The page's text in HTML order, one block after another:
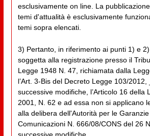
esclusivamente on line. La
temi d'attualità è esclusivamente
temi sopra elencati.
3) Pertanto, in riferimento ai punti 1) e
soggetta alla registrazione presso il
Legge 1948 N. 47, richiamata dalla
l’Art. 3-Bis del Decreto Legge 103/2012,
successive modifiche, l’Articolo 16 della
2001, N. 62 e ad essa non si applicano
alla delibera dell'Autorità per le
Comunicazioni N. 666/08/CONS del 26